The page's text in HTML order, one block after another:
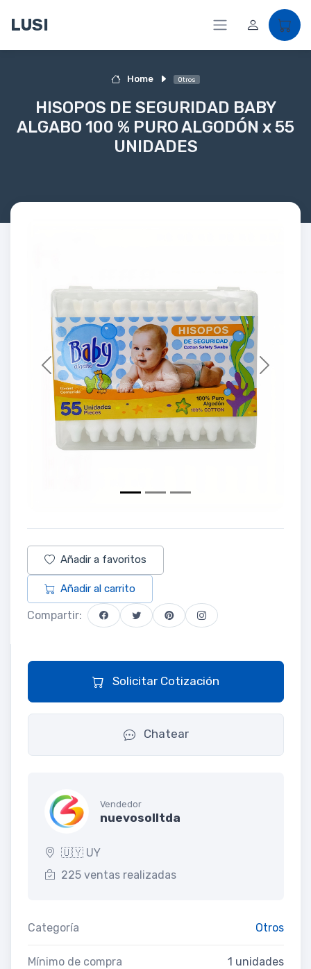
LUSI
Home Otros
HISOPOS DE SEGURIDAD BABY
ALGABO 100 % PURO ALGODÓN x 55
UNIDADES
Previous Next
Añadir a favoritos
Añadir al carrito
Compartir:
Solicitar Cotización
Chatear
Vendedor
nuevosolltda
🇺🇾 UY
225 ventas realizadas
Categoría Otros
Mínimo de compra 1 unidades